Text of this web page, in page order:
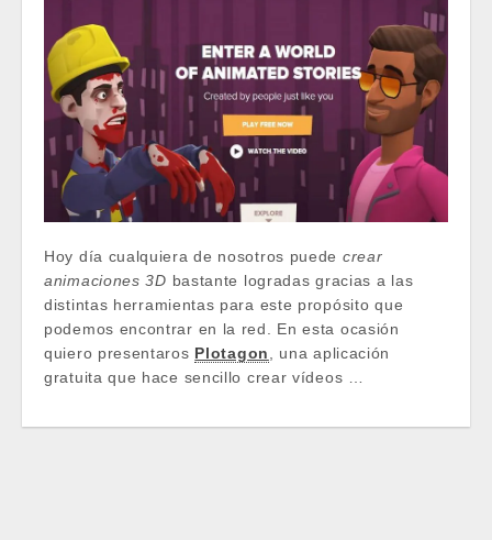
Hoy día cualquiera de nosotros puede crear
animaciones 3D bastante logradas gracias a las
distintas herramientas para este propósito que
podemos encontrar en la red. En esta ocasión
quiero presentaros Plotagon, una aplicación
gratuita que hace sencillo crear vídeos …